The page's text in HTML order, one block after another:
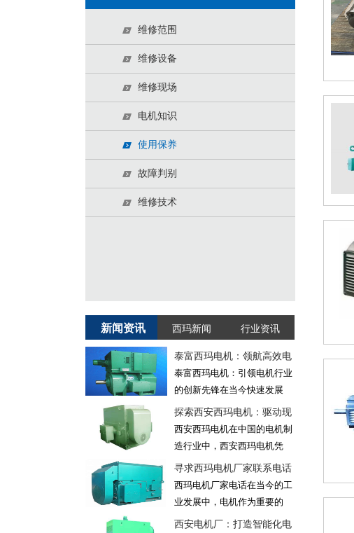
维修范围
维修设备
维修现场
电机知识
使用保养
故障判别
维修技术
新闻资讯 西玛新闻
行业资讯
泰富西玛电机：领航高效电
泰富西玛电机：引领电机行业
的创新先锋在当今快速发展
探索西安西玛电机：驱动现
西安西玛电机在中国的电机制
造行业中，西安西玛电机凭
寻求西玛电机厂家联系电话
西玛电机厂家电话在当今的工
业发展中，电机作为重要的
西安电机厂：打造智能化电